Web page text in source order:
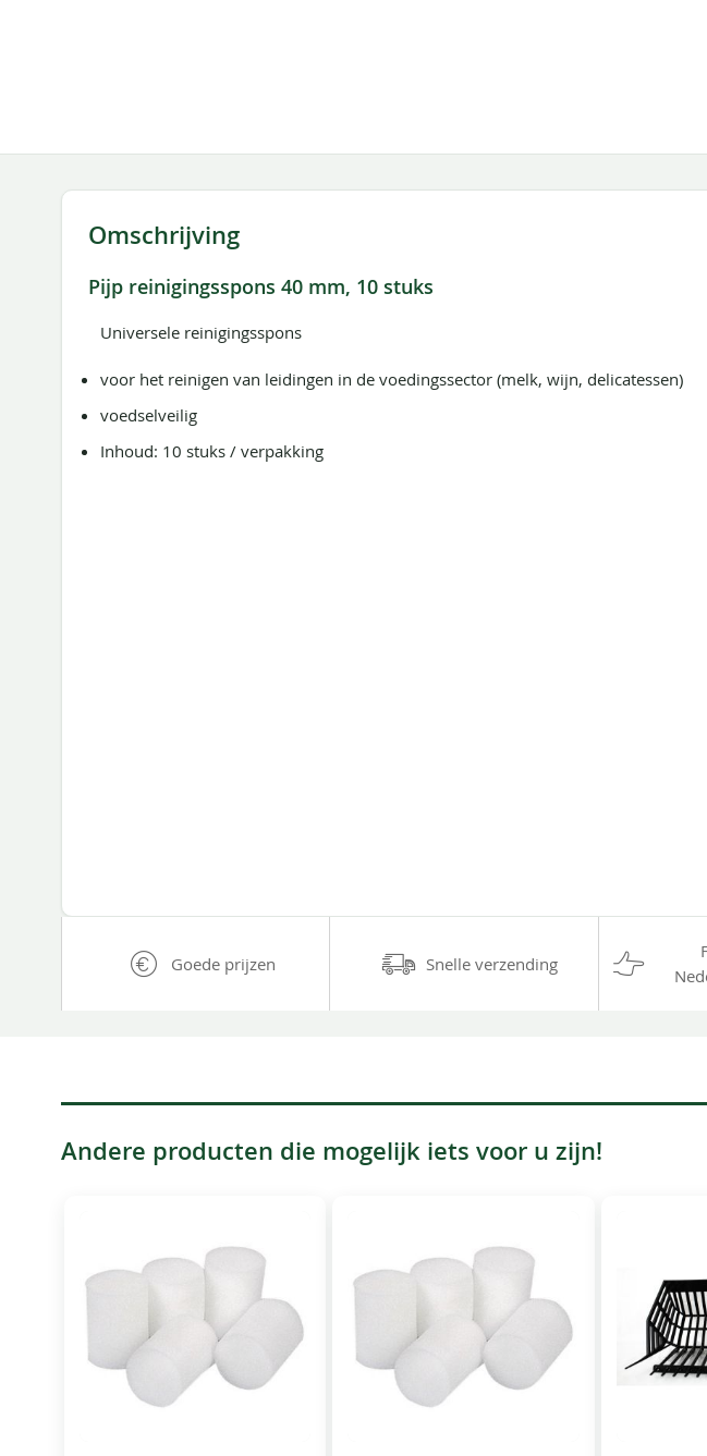
Omschrijving
Pijp reinigingsspons 40 mm, 10 stuks
Universele reinigingsspons
voor het reinigen van leidingen in de voedingssector (melk, wijn, delicatessen)
voedselveilig
Inhoud: 10 stuks / verpakking
Goede prijzen Snelle verzending
Andere producten die mogelijk iets voor u zijn!